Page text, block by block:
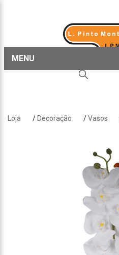
MENU
Sobre nós
Loja / Decoração /Vasos